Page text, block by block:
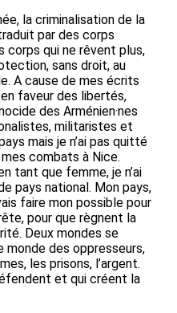
la criminalisation de la
par des corps
corps qui ne rêvent plus,
sans droit, au
A cause de mes écrits
faveur des libertés,
des Arménien·nes
militaristes et
mais je n’ai pas quitté
combats à Nice.
tant que femme, je n’ai
pays national. Mon pays,
faire mon possible pour
pour que règnent la
Deux mondes se
des oppresseurs,
les prisons, l’argent.
et qui créent la